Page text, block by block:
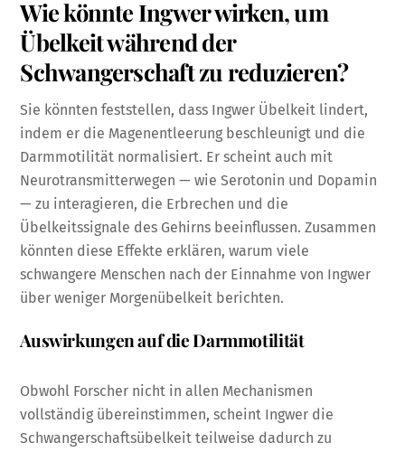
Wie könnte Ingwer wirken, um
Übelkeit während der
Schwangerschaft zu reduzieren?
Sie könnten feststellen, dass Ingwer Übelkeit lindert,
indem er die Magenentleerung beschleunigt und die
Darmmotilität normalisiert. Er scheint auch mit
Neurotransmitterwegen — wie Serotonin und Dopamin
— zu interagieren, die Erbrechen und die
Übelkeitssignale des Gehirns beeinflussen. Zusammen
könnten diese Effekte erklären, warum viele
schwangere Menschen nach der Einnahme von Ingwer
über weniger Morgenübelkeit berichten.
Auswirkungen auf die Darmmotilität
Obwohl Forscher nicht in allen Mechanismen
vollständig übereinstimmen, scheint Ingwer die
Schwangerschaftsübelkeit teilweise dadurch zu